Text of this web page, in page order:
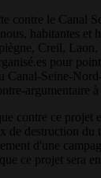
contre le Canal
habitantes et
Creil,
pour
Canal-Seine-
argumentaire
contre ce projet
de destruction du
d'une
ce projet sera